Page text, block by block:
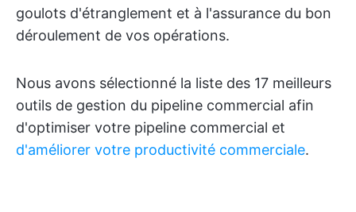
goulots d'étranglement et à l'assurance du bon
déroulement de vos opérations.
Nous avons sélectionné la liste des 17 meilleurs
outils de gestion du pipeline commercial afin
d'optimiser votre pipeline commercial et
d'améliorer votre productivité commerciale.